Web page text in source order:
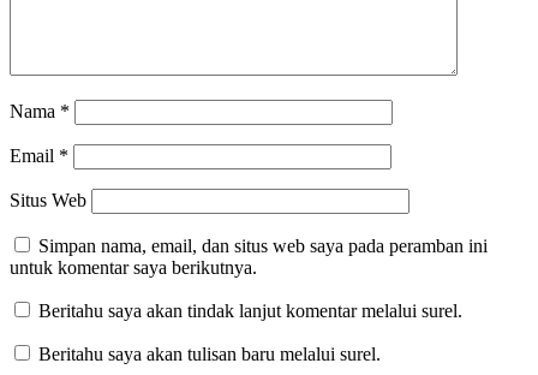
Nama *
Email *
Situs Web
Simpan nama, email, dan situs web saya pada peramban ini
untuk komentar saya berikutnya.
Beritahu saya akan tindak lanjut komentar melalui surel.
Beritahu saya akan tulisan baru melalui surel.